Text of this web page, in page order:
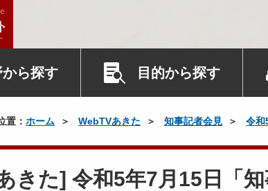
ら探す 目的から探す
置： ホーム WebTVあきた 知事記者会見 令和
きた] 令和5年7月15日「知